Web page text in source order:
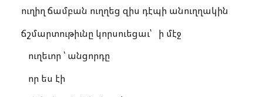
ուղիղ ճամբան ուղղեց զիս դէպի անուղղակին
ճշմարտութիւնը կորսուեցաւ՝ ի մէջ
ուղեւոր ՝ անցորդը
որ ես էի